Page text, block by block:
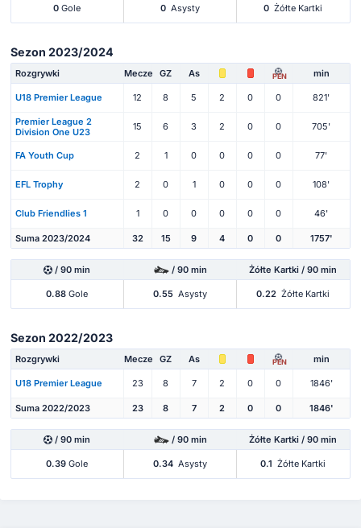
0 Gole 0 Asysty 0 Żółte Kartki
Sezon 2023/2024
Rozgrywki Mecze GZ As PEN min
U18 Premier League 12 8 5 2 0 0 821'
Premier League 2
Division One U23
15 6 3 2 0 0 705'
FA Youth Cup 2 1 0 0 0 0 77'
EFL Trophy 2 0 1 0 0 0 108'
Club Friendlies 1 1 0 0 0 0 0 46'
Suma 2023/2024 32 15 9 4 0 0 1757'
/ 90 min / 90 min Żółte Kartki / 90 min
0.88 Gole 0.55 Asysty 0.22 Żółte Kartki
Sezon 2022/2023
Rozgrywki Mecze GZ As PEN min
U18 Premier League 23 8 7 2 0 0 1846'
Suma 2022/2023 23 8 7 2 0 0 1846'
/ 90 min / 90 min Żółte Kartki / 90 min
0.39 Gole 0.34 Asysty 0.1 Żółte Kartki